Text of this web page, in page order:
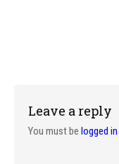
Leave a reply
You must be logged in